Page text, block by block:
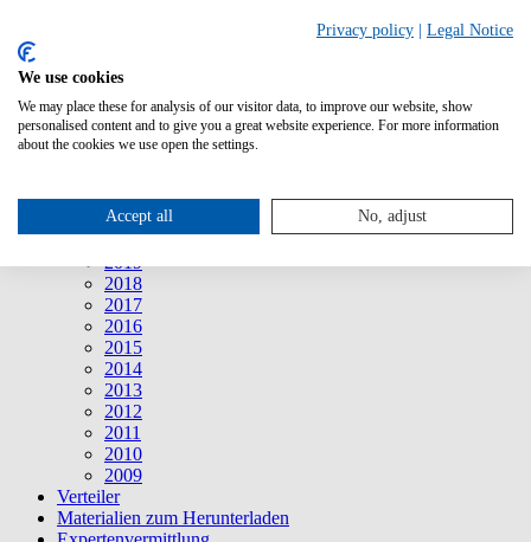
Mitteilungen
2026
2025
2024
2022
2021
2020
2019
2018
2017
2016
2015
2014
2013
2012
2011
2010
2009
Verteiler
Materialien zum Herunterladen
Privacy policy Legal Notice
We use cookies
We may place these for analysis of our visitor data, to improve our website, show
personalised content and to give you a great website experience. For more information
about the cookies we use open the settings.
Accept all No, adjust